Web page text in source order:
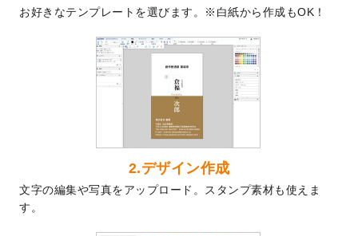
なりました！
プラスチックカードのデザインテンプレー
トを追加しました。
回数券のデザインテンプレート
した。
暑中見舞いのデザインテンプレート
しました。
メッセージカードのデザインテンプレート
を追加しました。
2024/6/14
お好きなテンプレートを選びます。※白紙から作成もOK！
2.デザイン作成
文字の編集や写真をアップロード。スタンプ素材も使えま
す。